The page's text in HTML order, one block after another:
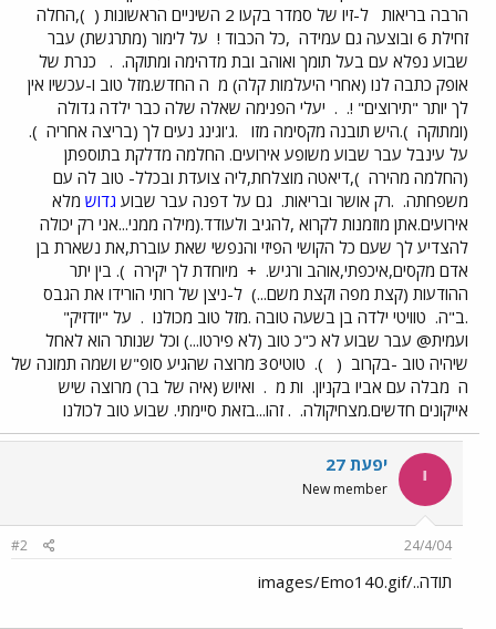
הרבה בריאות ל-זיו של סמדר בקעו 2 השיניים הראשונות (
),החלה
זחילת 6 ובוצעה גם עמידה
,כל הכבוד ! על לימור (מתרגשת) עבר
שבוע נפלא עם בעל תומך ואוהב ובת מדהימה ומתוקה. .
כנרת של
אופק כתבה לנו (אחרי היעלמות קלה) מ ה החדש.מזל טוב ו-עכשיו אין
לך יותר "תירוצים" !. . יעלי הפנימה שאלה שלה כבר ילדה גדולה
(ומתוקה ).היש תובנה מקסימה מזו .ג'וגינג נעים לך (בריצה אחריה ).
על עינבל עבר שבוע משופע אירועים. החלמה מדלקת בתוספתן
(החלמה מהירה ),דיאטה מוצלחת,ליה צועדת ובכלל- טוב לה עם
משפחתה. .רק אושר ובריאות. גם על דפנה עבר שבוע גדוש מלא
אירועים.אתן מוזמנות לקרוא ,להגיב ולעודד.(מילה ממני...אני רק יכולה
להצדיע לך שעם כל הקושי הפיזי והנפשי שאת עוברת,את נשארת בן
אדם מקסים,איכפתי,אוהב ורגיש. + מיוחדת לך יקירה ). בין יתר
ההודעות (קצת מפה וקצת משם...) ל-ניצן של רותי הורידו את הגבס
.ב"ה. טוויטי ילדה בן בשעה טובה .מזל טוב מכולנו . על "יודזיק"
ועמית@ עבר שבוע לא כ"כ טוב (לא פירטו...) וכל שנותר הוא לאחל
שיהיה טוב -בקרוב (
).
טוטי30 מרוצה שהגיע סופ"ש ושמה תמונה של
ה מבלה עם אביו בקניון. ות מ . ואיוש (איה של בר) מרוצה שיש
אייקונים חדשים.מצחיקולה. . זהו...בזאת סיימתי. שבוע טוב לכולנו
י יפעת 27
New member
24/4/04
#2
תודה../images/Emo140.gif